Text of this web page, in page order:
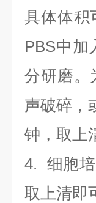
具体体积
PBS中加
分研磨。
声破碎，
钟，取上
4. 细胞
取上清即